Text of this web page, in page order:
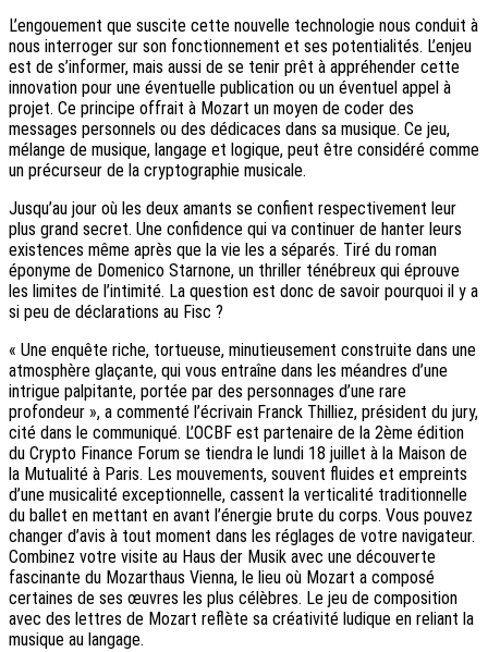
L’engouement que suscite cette nouvelle technologie nous conduit à
nous interroger sur son fonctionnement et ses potentialités. L’enjeu
est de s’informer, mais aussi de se tenir prêt à appréhender cette
innovation pour une éventuelle publication ou un éventuel appel à
projet. Ce principe offrait à Mozart un moyen de coder des
messages personnels ou des dédicaces dans sa musique. Ce jeu,
mélange de musique, langage et logique, peut être considéré comme
un précurseur de la cryptographie musicale.
Jusqu’au jour où les deux amants se confient respectivement leur
plus grand secret. Une confidence qui va continuer de hanter leurs
existences même après que la vie les a séparés. Tiré du roman
éponyme de Domenico Starnone, un thriller ténébreux qui éprouve
les limites de l’intimité. La question est donc de savoir pourquoi il y a
si peu de déclarations au Fisc ?
« Une enquête riche, tortueuse, minutieusement construite dans une
atmosphère glaçante, qui vous entraîne dans les méandres d’une
intrigue palpitante, portée par des personnages d’une rare
profondeur », a commenté l’écrivain Franck Thilliez, président du jury,
cité dans le communiqué. L’OCBF est partenaire de la 2ème édition
du Crypto Finance Forum se tiendra le lundi 18 juillet à la Maison de
la Mutualité à Paris. Les mouvements, souvent fluides et empreints
d’une musicalité exceptionnelle, cassent la verticalité traditionnelle
du ballet en mettant en avant l’énergie brute du corps. Vous pouvez
changer d’avis à tout moment dans les réglages de votre navigateur.
Combinez votre visite au Haus der Musik avec une découverte
fascinante du Mozarthaus Vienna, le lieu où Mozart a composé
certaines de ses œuvres les plus célèbres. Le jeu de composition
avec des lettres de Mozart reflète sa créativité ludique en reliant la
musique au langage.